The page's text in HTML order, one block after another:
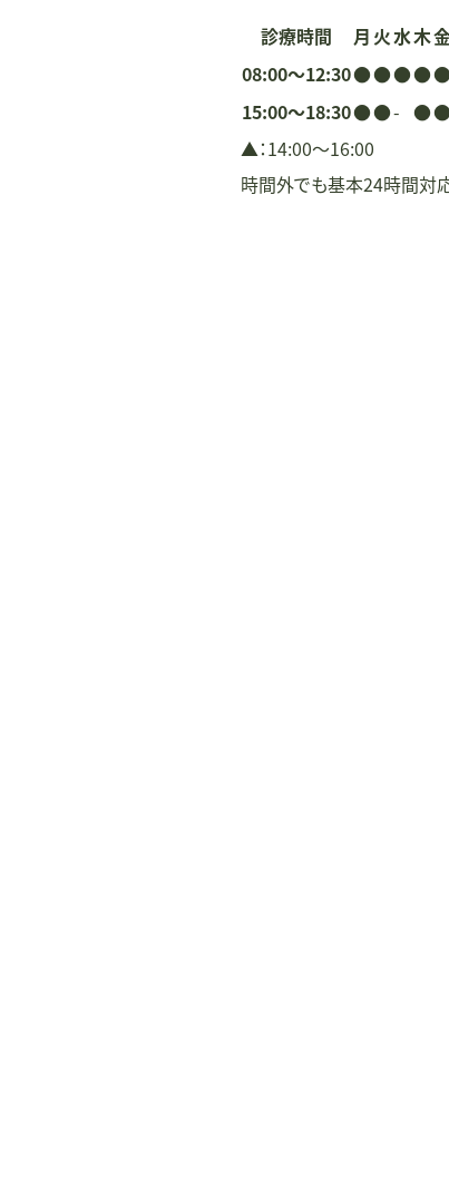
診療時間 月 火水木
08:00〜12:30●●●●
15:00〜18:30●●- ●
▲：14:00〜16:00
時間外でも基本24時間対